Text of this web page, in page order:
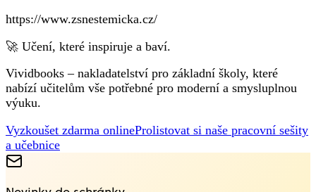
https://www.zsnestemicka.cz/
🚀 Učení, které inspiruje a baví.
Vividbooks – nakladatelství pro základní školy, které
nabízí učitelům vše potřebné pro moderní a smysluplnou
výuku.
Vyzkoušet zdarma onlineProlistovat si naše pracovní sešity
a učebnice